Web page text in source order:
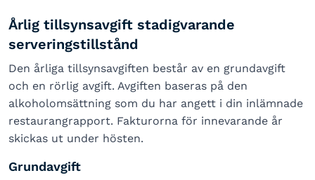
Årlig tillsynsavgift stadigvarande
serveringstillstånd
Den årliga tillsynsavgiften består av en grundavgift
och en rörlig avgift. Avgiften baseras på den
alkoholomsättning som du har angett i din inlämnade
restaurangrapport. Fakturorna för innevarande år
skickas ut under hösten.
Grundavgift